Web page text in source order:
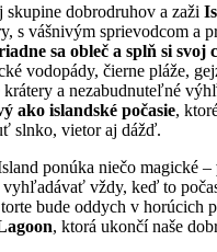
skupine dobrodruhov a zaži
s vášnivým sprievodcom a
sa obleč a splň si svoj
vodopády, čierne pláže,
krátery a nezabudnuteľné
ako islandské počasie,
slnko, vietor aj dážď.
ponúka niečo magické –
vyhľadávať vždy, keď to
bude oddych v horúcich
, ktorá ukončí naše